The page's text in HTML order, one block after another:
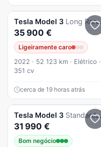
Tesla Model 3 Long Range Tração Integral
35 900 €
Ligeiramente caro
2022 · 52 123 km · Elétrico ·
351 cv
cerca de 19 horas atrás
Tesla Model 3 Standard RWD
31 990 €
Bom negócio